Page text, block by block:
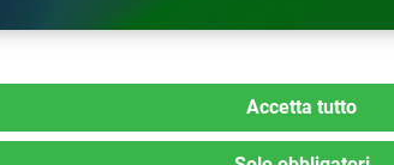
Accetta tutto